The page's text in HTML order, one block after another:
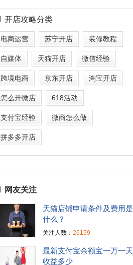
开店攻略分类
电商运营 苏宁开店 装修教程
自媒体 天猫开店 微信经验
跨境电商 京东开店 淘宝开店
怎么开微店 618活动
支付宝经验 微商怎么做
拼多多开店
网友关注
天猫店铺申请条件及费用是
什么？
关注人数： 26159
最新支付宝余额宝一万一天
收益多少